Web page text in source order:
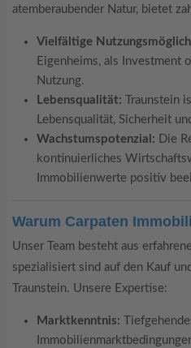
atemberaubender Natur, bietet
Vielfältige
Eigenheims, als Investment
Nutzung.
Lebensqualität:
Traunstein
Lebensqualität, Sicherheit
Wachstumspotenzial:
Die
kontinuierliches
Immobilienwerte positiv
Warum Carpaten
Unser Team besteht aus
spezialisiert sind auf den Kauf
Traunstein. Unsere Expertise:
Marktkenntnis: